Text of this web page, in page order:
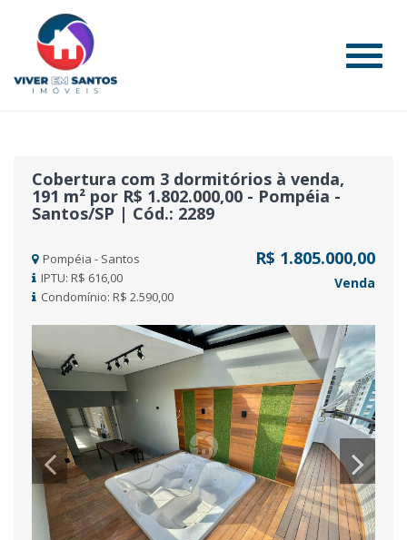
#
Cobertura com 3 dormitórios à venda,
191 m² por R$ 1.802.000,00 - Pompéia -
Santos/SP | Cód.: 2289
Pompéia - Santos
IPTU: R$ 616,00
Condomínio: R$ 2.590,00
R$ 1.805.000,00
Venda